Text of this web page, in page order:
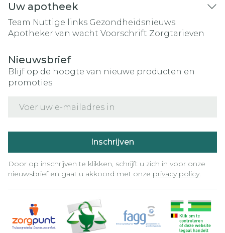
Uw apotheek
Team Nuttige links Gezondheidsnieuws
Apotheker van wacht Voorschrift Zorgtarieven
Nieuwsbrief
Blijf op de hoogte van nieuwe producten en
promoties
Inschrijven
Door op inschrijven te klikken, schrijft u zich in voor onze
nieuwsbrief en gaat u akkoord met onze privacy policy.